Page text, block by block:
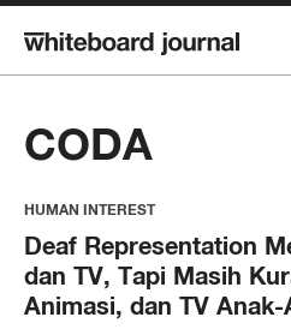
CODA
HUMAN INTEREST
Deaf Representation
dan TV, Tapi Masih
Animasi, dan TV Anak-